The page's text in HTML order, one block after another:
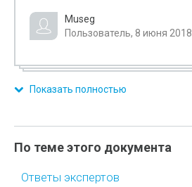
Museg
Пользователь, 8 июня 2018
Показать полностью
По теме этого документа
Ответы экспертов